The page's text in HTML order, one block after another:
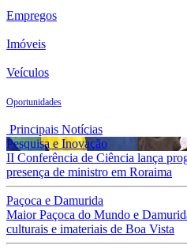
Empregos
Imóveis
Veículos
Oportunidades
Principais Notícias
Pesquisa e Inovação
II Conferência de Ciência lança
presença de ministro em Roraima
Paçoca e Damurida
Maior Paçoca do Mundo e
culturais e imateriais de Boa Vista